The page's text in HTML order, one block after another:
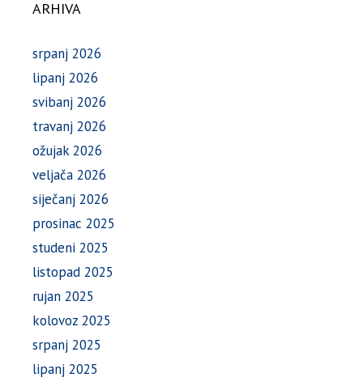
ARHIVA
srpanj 2026
lipanj 2026
svibanj 2026
travanj 2026
ožujak 2026
veljača 2026
siječanj 2026
prosinac 2025
studeni 2025
listopad 2025
rujan 2025
kolovoz 2025
srpanj 2025
lipanj 2025